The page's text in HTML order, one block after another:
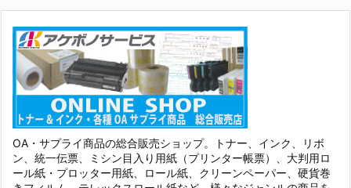
OA・サプライ商品の総合販売ショップ。トナー、インク、リボ
ン、統一伝票、ミシン目入り用紙（プリンター帳票）、大判用ロ
ール紙・プロッター用紙、ロール紙、クリーンペーパー、硬貨巻